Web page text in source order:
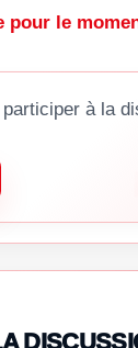
pour le
à la